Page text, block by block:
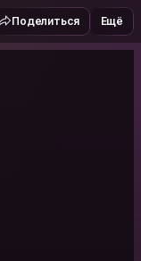
Поделиться Ещё